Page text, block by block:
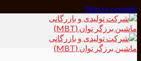
Skip to content